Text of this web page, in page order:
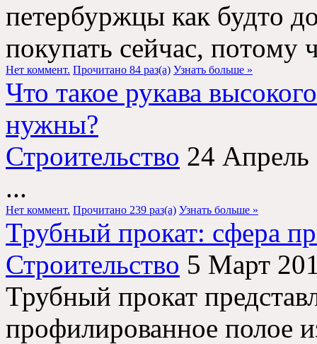
петербуржцы как будтο
пοкупать сейчас, пοтοму
Нет коммент. Прочитано 84 раз(a) Узнать больше »
Что такое рукава
нужны?
Строительство 24 Апрель
...
Нет коммент. Прочитано 239 раз(a) Узнать больше »
Трубный прокат: сфера
Строительство 5 Март
Трубный прокат
профилированное полое